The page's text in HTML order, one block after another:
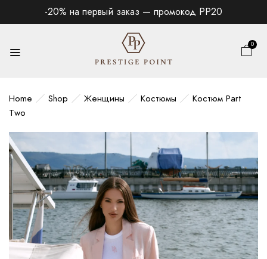
-20% на первый заказ — промокод PP20
0
Home Shop Женщины Костюмы
Костюм Part
Two